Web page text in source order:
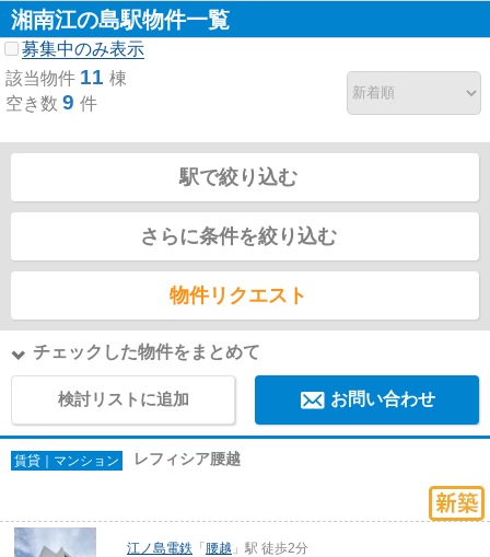
湘南江の島駅物件一覧
募集中のみ表示
該当物件 11 棟
空き数 9 件
駅で絞り込む
さらに条件を絞り込む
物件リクエスト
チェックした物件をまとめて
検討リストに追加 お問い合わせ
賃貸｜マンション レフィシア腰越
江ノ島電鉄 「 腰越 」駅 徒歩2分